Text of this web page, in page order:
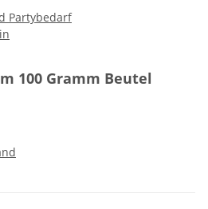
Partybedarf
100 Gramm Beutel